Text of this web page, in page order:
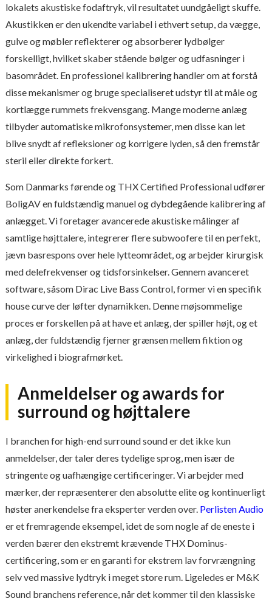
lokalets akustiske fodaftryk, vil resultatet uundgåeligt skuffe.
Akustikken er den ukendte variabel i ethvert setup, da vægge,
gulve og møbler reflekterer og absorberer lydbølger
forskelligt, hvilket skaber stående bølger og udfasninger i
basområdet. En professionel kalibrering handler om at forstå
disse mekanismer og bruge specialiseret udstyr til at måle og
kortlægge rummets frekvensgang. Mange moderne anlæg
tilbyder automatiske mikrofonsystemer, men disse kan let
blive snydt af refleksioner og korrigere lyden, så den fremstår
steril eller direkte forkert.
Som Danmarks førende og THX Certified Professional udfører
BoligAV en fuldstændig manuel og dybdegående kalibrering af
anlægget. Vi foretager avancerede akustiske målinger af
samtlige højttalere, integrerer flere subwoofere til en perfekt,
jævn basrespons over hele lytteområdet, og arbejder kirurgisk
med delefrekvenser og tidsforsinkelser. Gennem avanceret
software, såsom Dirac Live Bass Control, former vi en specifik
house curve der løfter dynamikken. Denne møjsommelige
proces er forskellen på at have et anlæg, der spiller højt, og et
anlæg, der fuldstændig fjerner grænsen mellem fiktion og
virkelighed i biografmørket.
Anmeldelser og awards for
surround og højttalere
I branchen for high-end surround sound er det ikke kun
anmeldelser, der taler deres tydelige sprog, men især de
stringente og uafhængige certificeringer. Vi arbejder med
mærker, der repræsenterer den absolutte elite og kontinuerligt
høster anerkendelse fra eksperter verden over. Perlisten Audio
er et fremragende eksempel, idet de som nogle af de eneste i
verden bærer den ekstremt krævende THX Dominus-
certificering, som er en garanti for ekstrem lav forvrængning
selv ved massive lydtryk i meget store rum. Ligeledes er M&K
Sound branchens reference, når det kommer til den klassiske